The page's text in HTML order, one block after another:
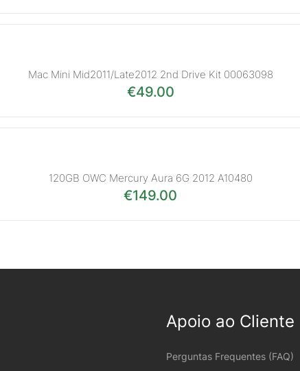
Mac Mini Mid2011/Late2012 2nd Drive Kit 00063098
€49.00
120GB OWC Mercury Aura 6G 2012 A10480
€149.00
Apoio ao Cliente
Perguntas Frequentes (FAQ)